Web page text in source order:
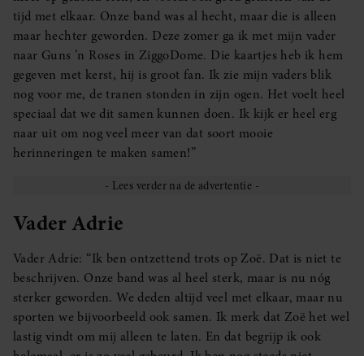
tijd met elkaar. Onze band was al hecht, maar die is alleen
maar hechter geworden. Deze zomer ga ik met mijn vader
naar Guns ’n Roses in ZiggoDome. Die kaartjes heb ik hem
gegeven met kerst, hij is groot fan. Ik zie mijn vaders blik
nog voor me, de tranen stonden in zijn ogen. Het voelt heel
speciaal dat we dit samen kunnen doen. Ik kijk er heel erg
naar uit om nog veel meer van dat soort mooie
herinneringen te maken samen!”
Vader Adrie
Vader Adrie: “Ik ben ontzettend trots op Zoë. Dat is niet te
beschrijven. Onze band was al heel sterk, maar is nu nóg
sterker geworden. We deden altijd veel met elkaar, maar nu
sporten we bijvoorbeeld ook samen. Ik merk dat Zoë het wel
lastig vindt om mij alleen te laten. En dat begrijp ik ook